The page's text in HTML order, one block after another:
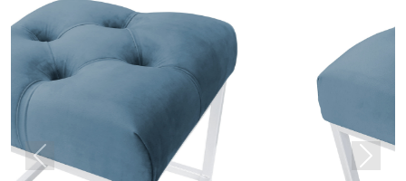
Previous Next